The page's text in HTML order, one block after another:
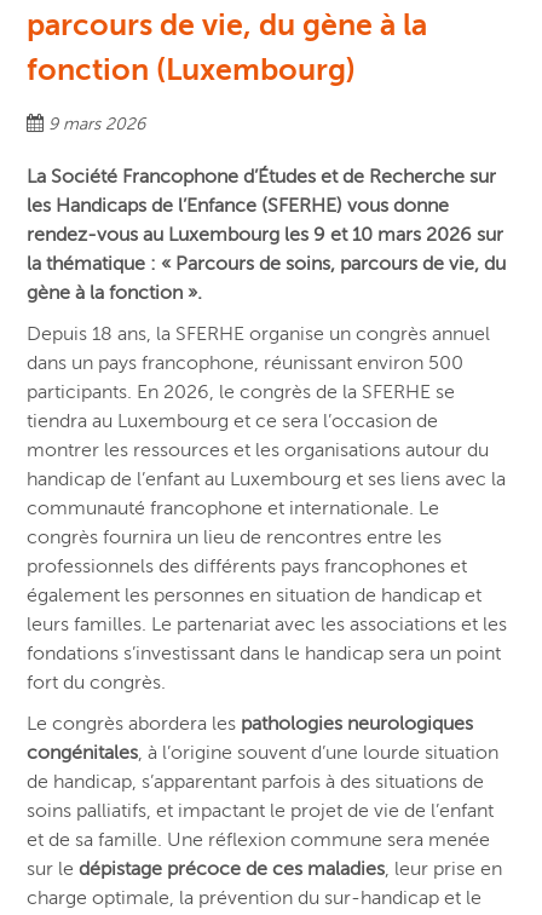
parcours de vie, du gène à la
fonction (Luxembourg)
9 mars 2026
La Société Francophone d’Études et de Recherche sur
les Handicaps de l’Enfance (SFERHE) vous donne
rendez-vous au Luxembourg les 9 et 10 mars 2026 sur
la thématique : « Parcours de soins, parcours de vie, du
gène à la fonction ».
Depuis 18 ans, la SFERHE organise un congrès annuel
dans un pays francophone, réunissant environ 500
participants. En 2026, le congrès de la SFERHE se
tiendra au Luxembourg et ce sera l’occasion de
montrer les ressources et les organisations autour du
handicap de l’enfant au Luxembourg et ses liens avec la
communauté francophone et internationale. Le
congrès fournira un lieu de rencontres entre les
professionnels des différents pays francophones et
également les personnes en situation de handicap et
leurs familles. Le partenariat avec les associations et les
fondations s’investissant dans le handicap sera un point
fort du congrès.
Le congrès abordera les pathologies neurologiques
congénitales, à l’origine souvent d’une lourde situation
de handicap, s’apparentant parfois à des situations de
soins palliatifs, et impactant le projet de vie de l’enfant
et de sa famille. Une réflexion commune sera menée
sur ledépistage précoce de ces maladies, leur prise en
charge optimale, la prévention du sur-handicap et le